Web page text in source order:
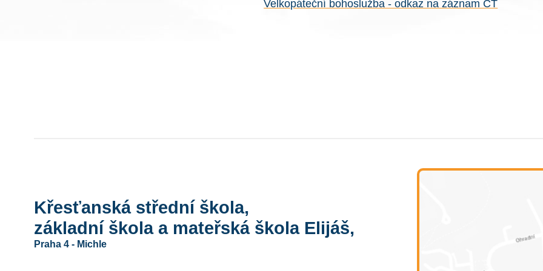
Velkopáteční bohoslužba - odkaz na záznam ČT
Křesťanská střední škola,
základní škola a mateřská škola Elijáš,
Praha 4 - Michle